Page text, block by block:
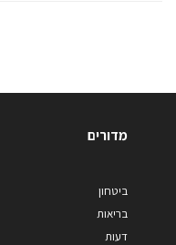
מדורים
ביטחון
בריאות
דעות